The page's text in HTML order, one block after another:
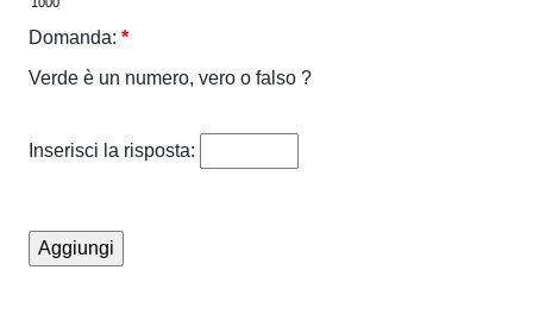
Domanda: *
Verde è un numero, vero o falso ?
Inserisci la risposta: